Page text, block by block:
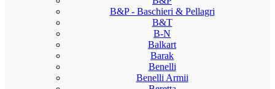
B&P - Baschieri & Pellagri
B&T
B-N
Balkart
Barak
Benelli
Benelli Armii